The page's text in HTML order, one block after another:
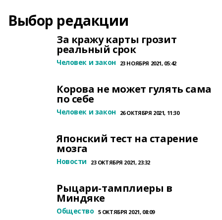
Выбор редакции
За кражу карты грозит
реальный срок
Человек и закон 23 НОЯБРЯ 2021, 05:42
Корова не может гулять сама
по себе
Человек и закон 26 ОКТЯБРЯ 2021, 11:30
Японский тест на старение
мозга
Новости 23 ОКТЯБРЯ 2021, 23:32
Рыцари-тамплиеры в
Миндяке
Общество 5 ОКТЯБРЯ 2021, 08:09